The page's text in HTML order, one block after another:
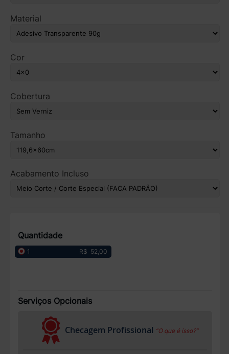
Material
Cor
Cobertura
Tamanho
Acabamento Incluso
Quantidade
1 R$ 52,00
Serviços Opcionais
Checagem Profissional “O que é isso?”